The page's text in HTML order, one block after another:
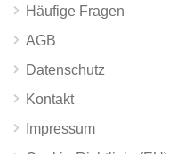
Häufige Fragen
AGB
Datenschutz
Kontakt
Impressum